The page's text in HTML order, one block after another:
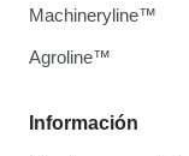
Información
Machineryline™
Agroline™